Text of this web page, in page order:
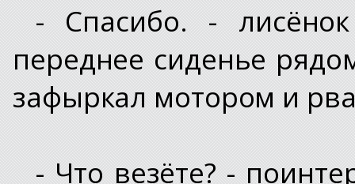
- Спасибо. -
переднее сиденье
зафыркал мотором и
- Что везёте? -